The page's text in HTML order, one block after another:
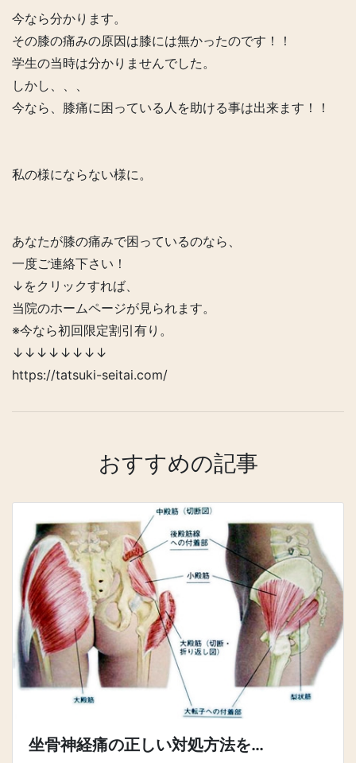
今なら分かります。
その膝の痛みの原因は膝には無かったのです！！
学生の当時は分かりませんでした。
しかし、、、
今なら、膝痛に困っている人を助ける事は出来ます！！
私の様にならない様に。
あなたが膝の痛みで困っているのなら、
一度ご連絡下さい！
↓をクリックすれば、
当院のホームページが見られます。
※今なら初回限定割引有り。
↓↓↓↓↓↓↓↓
https://tatsuki-seitai.com/
おすすめの記事
坐骨神経痛の正しい対処方法を…